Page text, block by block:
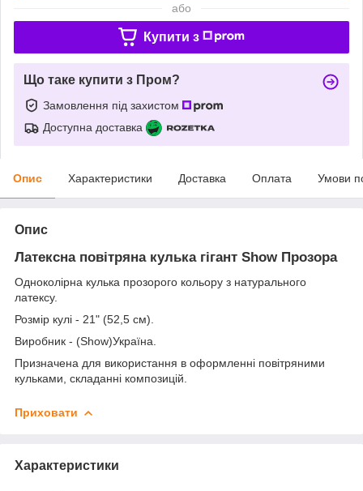
або
Купити з
Що таке купити з Пром?
Замовлення під захистом
Доступна доставка
Опис Характеристики Доставка Оплата Умови
Опис
Латексна повітряна кулька гігант Show Прозора
Одноколірна кулька прозорого кольору з натурального
латексу.
Розмір кулі - 21" (52,5 см).
Виробник - (Show)Україна.
Призначена для використання в оформленні повітряними
кульками, складанні композицій.
Приховати
Характеристики